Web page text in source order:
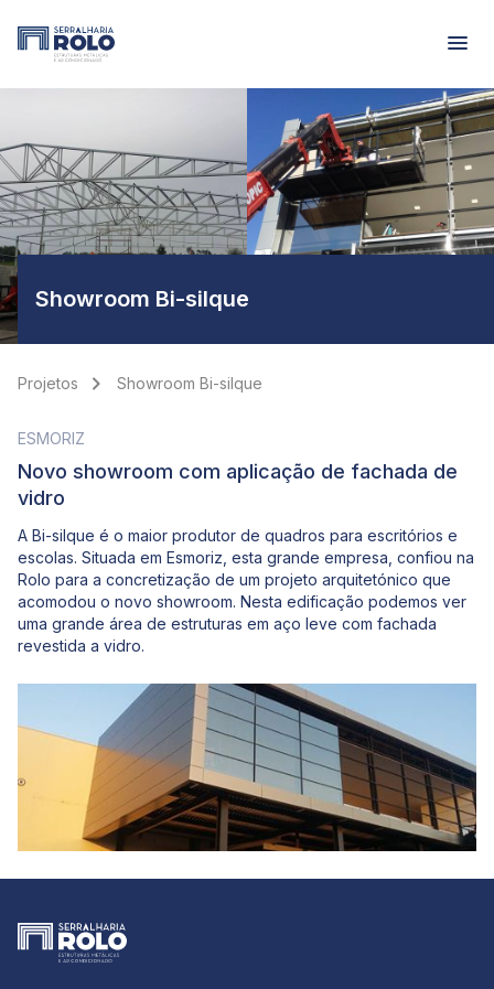
Showroom Bi-silque
menu
Projetos chevron_right Showroom Bi-silque
ESMORIZ
Novo showroom com aplicação de fachada de
vidro
A Bi-silque é o maior produtor de quadros para escritórios e
escolas. Situada em Esmoriz, esta grande empresa, confiou na
Rolo para a concretização de um projeto arquitetónico que
acomodou o novo showroom. Nesta edificação podemos ver
uma grande área de estruturas em aço leve com fachada
revestida a vidro.